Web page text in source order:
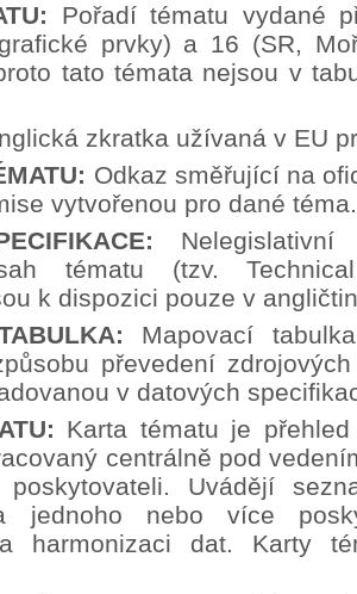
Pořadí tématu vydané
prvky) a 16 (SR,
tato témata nejsou v
zkratka užívaná v EU
Odkaz směřující na
vytvořenou pro dané téma.
tématu (tzv.
k dispozici pouze v
Mapovací
převedení
v datových
Karta tématu je
centrálně pod
Uvádějí
jednoho nebo více
harmonizaci dat. Karty